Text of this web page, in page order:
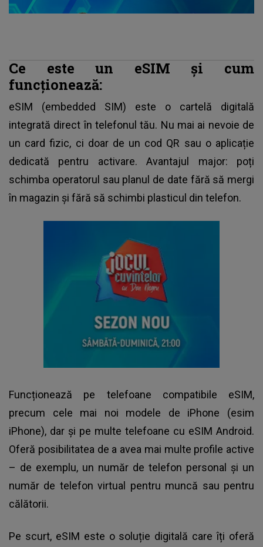
Ce este un eSIM și cum
funcționează:
eSIM (embedded SIM) este o cartelă digitală
integrată direct în telefonul tău. Nu mai ai nevoie de
un card fizic, ci doar de un cod QR sau o aplicație
dedicată pentru activare. Avantajul major: poți
schimba operatorul sau planul de date fără să mergi
în magazin și fără să schimbi plasticul din telefon.
Funcționează pe telefoane compatibile eSIM,
precum cele mai noi modele de iPhone (esim
iPhone), dar și pe multe telefoane cu eSIM Android.
Oferă posibilitatea de a avea mai multe profile active
– de exemplu, un număr de telefon personal și un
număr de telefon virtual pentru muncă sau pentru
călătorii.
Pe scurt, eSIM este o soluție digitală care îți oferă